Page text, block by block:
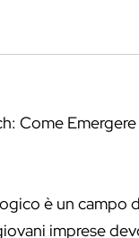
è un campo
imprese